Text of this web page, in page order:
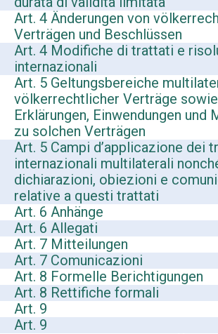
Art. 4 Änderungen von
Verträgen und Beschlüssen
Art. 4 Modifiche di trattati e
internazionali
Art. 5 Geltungsbereiche
völkerrechtlicher Verträge
Erklärungen, Einwendungen und
zu solchen Verträgen
Art. 5 Campi d’applicazione dei
internazionali multilaterali
dichiarazioni, obiezioni e
relative a questi trattati
Art. 6 Anhänge
Art. 6 Allegati
Art. 7 Mitteilungen
Art. 7 Comunicazioni
Art. 8 Formelle Berichtigungen
Art. 8 Rettifiche formali
Art. 9
Art. 9